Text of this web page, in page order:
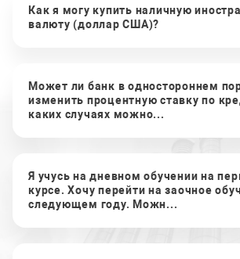
Как я могу купить наличную
валюту (доллар США)?
Может ли банк в одностороннем
изменить процентную ставку по
каких случаях можно...
Я учусь на дневном обучении на
курсе. Хочу перейти на заочное
следующем году. Можн...